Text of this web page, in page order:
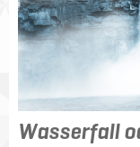
Wasserfall